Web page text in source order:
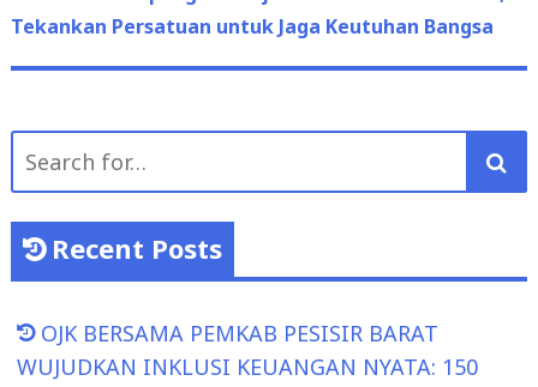
Tekankan Persatuan untuk Jaga Keutuhan Bangsa
Search
Recent Posts
OJK BERSAMA PEMKAB PESISIR BARAT
WUJUDKAN INKLUSI KEUANGAN NYATA: 150